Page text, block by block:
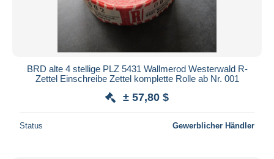
BRD alte 4 stellige PLZ 5431 Wallmerod Westerwald R-
Zettel Einschreibe Zettel komplette Rolle ab Nr. 001
± 57,80 $
Status Gewerblicher Händler